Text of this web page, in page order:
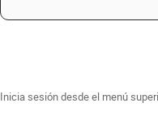
Inicia sesión desde el menú